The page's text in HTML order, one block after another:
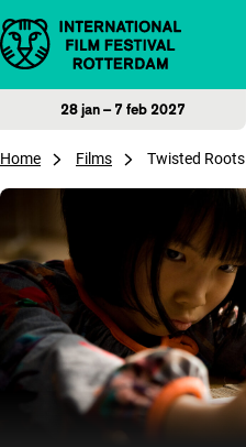
Direct naar inhoud
28 jan – 7 feb 2027
Home Films Twisted Roots